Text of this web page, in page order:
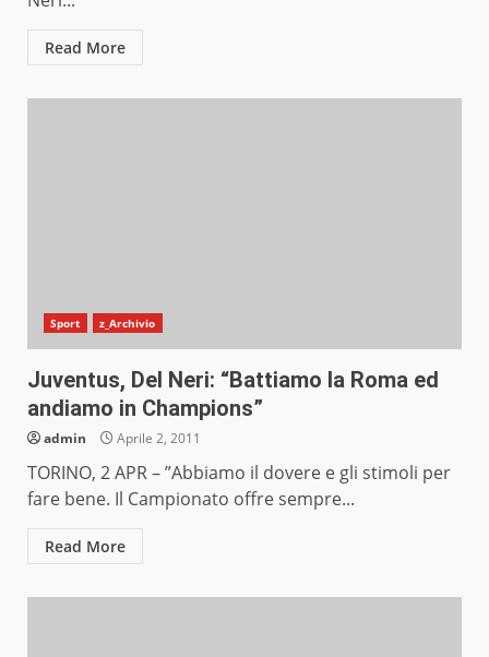
Read More
Sport z_Archivio
Juventus, Del Neri: “Battiamo la Roma ed
andiamo in Champions”
admin Aprile 2, 2011
TORINO, 2 APR – ”Abbiamo il dovere e gli stimoli per
fare bene. Il Campionato offre sempre...
Read More